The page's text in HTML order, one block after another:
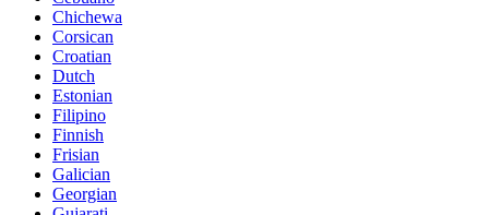
Chichewa
Corsican
Croatian
Dutch
Estonian
Filipino
Finnish
Frisian
Galician
Georgian